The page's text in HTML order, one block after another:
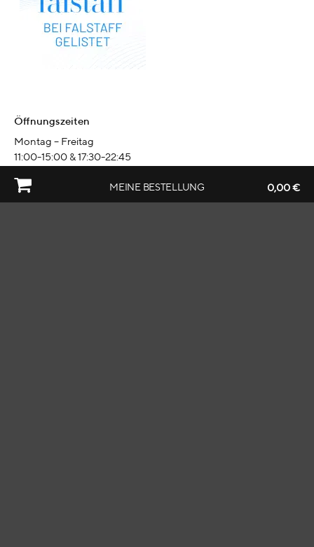
MEINE BESTELLUNG 0,00€
Öffnungszeiten
Montag – Freitag
11:00-15:00 & 17:30-22:45
Samstag 11:30-15:30 & 17:30-22:45
Sonn- & Feiertag 11:30-22:45